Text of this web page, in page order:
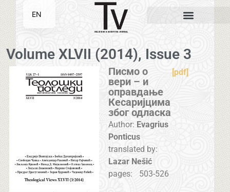
Volume XLVII (2014), Issue 3
Писмо о
вери – и
оправдање
Кесаријцима
због одласка
[pdf]
Author: Evagrius
Ponticus
translated by:
Lazar Nešić
pages:
503-526
EN
SR